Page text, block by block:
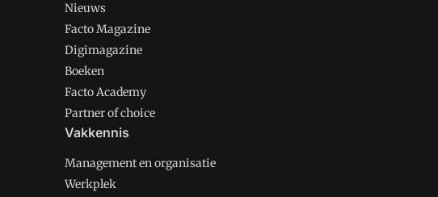
Nieuws
Facto Magazine
Digimagazine
Boeken
Facto Academy
Partner of choice
Vakkennis
Management en organisatie
Werkplek